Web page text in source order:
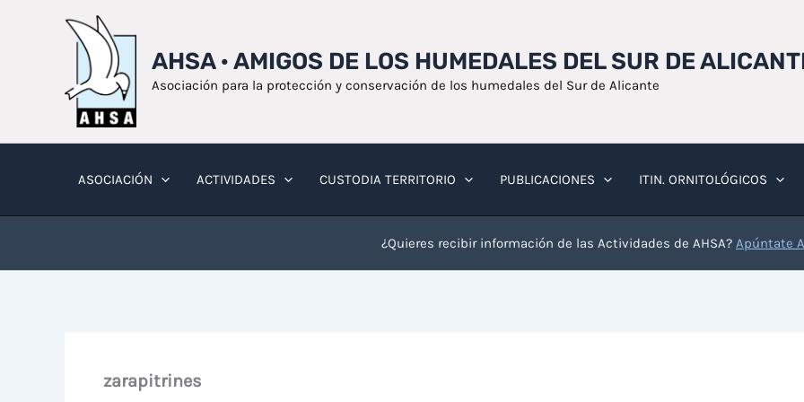
AHSA · AMIGOS DE LOS HUMEDALES DEL SUR DE
Asociación para la protección y conservación de los humedales del Sur de Alicante
ASOCIACIÓN ACTIVIDADES CUSTODIA TERRITORIO PUBLICACIONES ITIN. ORNITOLÓGICOS
¿Quieres recibir información de las Actividades de AHSA? Apúntate
zarapitrines